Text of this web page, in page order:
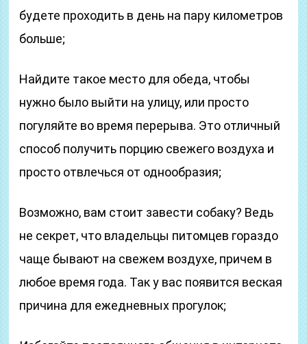
будете проходить в день на пару километров
больше;
Найдите такое место для обеда, чтобы
нужно было выйти на улицу, или просто
погуляйте во время перерыва. Это отличный
способ получить порцию свежего воздуха и
просто отвлечься от однообразия;
Возможно, вам стоит завести собаку? Ведь
не секрет, что владельцы питомцев гораздо
чаще бывают на свежем воздухе, причем в
любое время года. Так у вас появится веская
причина для ежедневных прогулок;